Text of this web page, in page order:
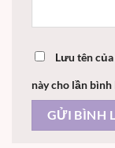
Lưu tên
này cho lần